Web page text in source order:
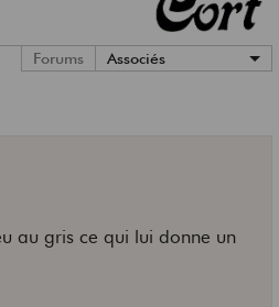
Forums Associés
au gris ce qui lui donne un